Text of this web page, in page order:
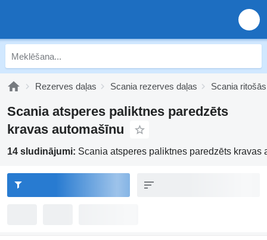
Rezerves daļas Scania rezerves daļas Scania ritošās
Scania atsperes paliktnes paredzēts
kravas automašīnu
14 sludinājumi: Scania atsperes paliktnes paredzēts kravas